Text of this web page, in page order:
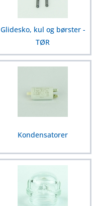
Glidesko, kul og børster -
TØR
Kondensatorer